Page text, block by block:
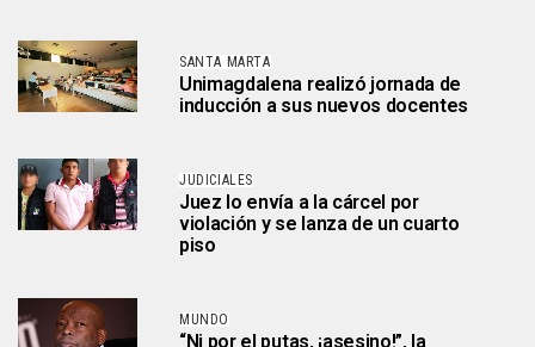
SANTA MARTA
Unimagdalena realizó jornada de
inducción a sus nuevos docentes
JUDICIALES
Juez lo envía a la cárcel por
violación y se lanza de un cuarto
piso
MUNDO
“Ni por el putas, ¡asesino!”, la